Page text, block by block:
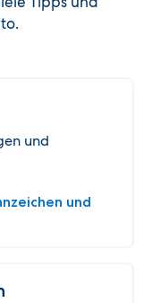
und
und